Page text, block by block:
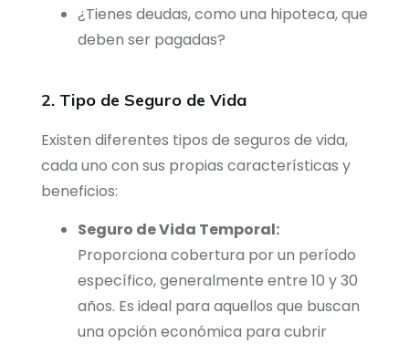
¿Tienes deudas, como una hipoteca, que
deben ser pagadas?
2. Tipo de Seguro de Vida
Existen diferentes tipos de seguros de vida,
cada uno con sus propias características y
beneficios:
Seguro de Vida Temporal:
Proporciona cobertura por un período
específico, generalmente entre 10 y 30
años. Es ideal para aquellos que buscan
una opción económica para cubrir